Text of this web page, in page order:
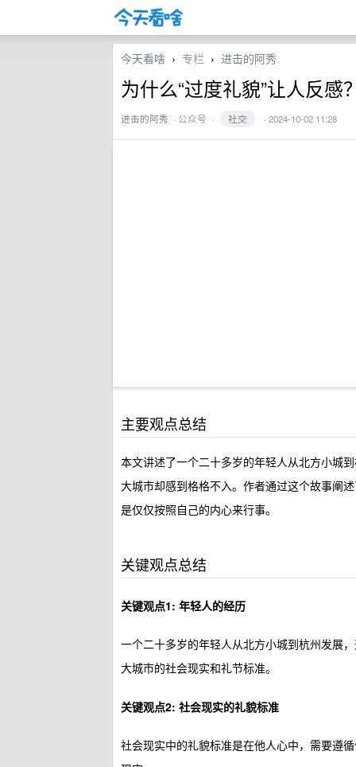
今天看啥 › 专栏 › 进击的阿秀
为什么“过度礼貌”让人反感
进击的阿秀 · 公众号 · 社交 · 2024-10-02 11:28
主要观点总结
本文讲述了一个二十多岁的年轻人从北方小城
大城市却感到格格不入。作者通过这个故事阐
是仅仅按照自己的内心来行事。
关键观点总结
关键观点1: 年轻人的经历
一个二十多岁的年轻人从北方小城到杭州发展
大城市的社会现实和礼节标准。
关键观点2: 社会现实的礼貌标准
社会现实中的礼貌标准是在他人心中，需要遵